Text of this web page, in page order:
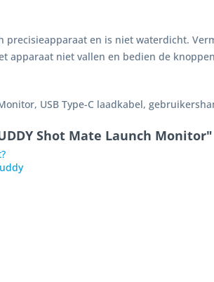
precisieapparaat en is niet waterdicht.
apparaat niet vallen en bedien de
USB Type-C laadkabel,
Shot Mate Launch Monitor"